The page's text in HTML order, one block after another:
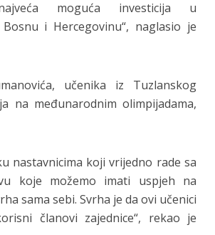
moguća investicija u
i Hercegovinu“, naglasio je
učenika iz Tuzlanskog
na međunarodnim olimpijadama,
nastavnicima koji vrijedno rade sa
koje možemo imati uspjeh na
sama sebi. Svrha je da ovi učenici
članovi zajednice“, rekao je